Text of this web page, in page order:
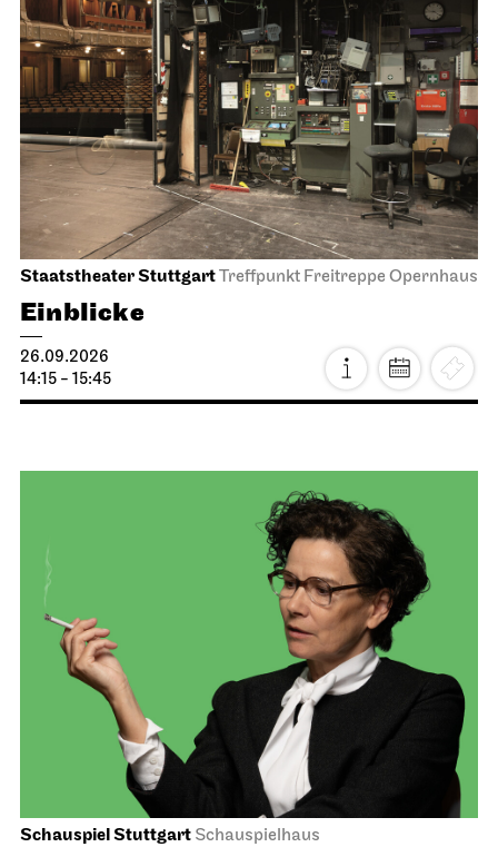
Staatstheater StuttgartTreffpunkt Freitreppe Opernhaus
Einblicke
26.09.2026
14:15 - 15:45
Schauspiel Stuttgart Schauspielhaus